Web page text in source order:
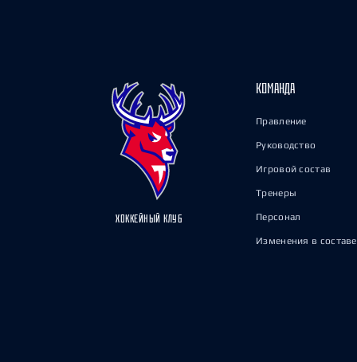
ХОККЕЙНЫЙ КЛУБ
КОМАНДА
Правление
Руководство
Игровой состав
Тренеры
Персонал
Изменения в составе